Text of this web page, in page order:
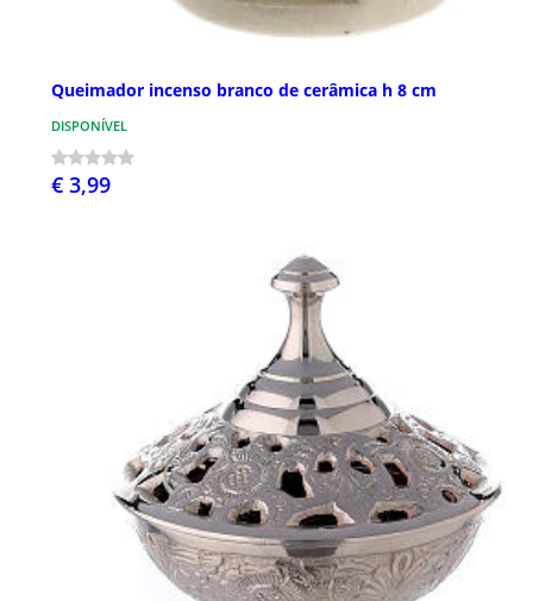
Queimador incenso branco de cerâmica h 8 cm
DISPONÍVEL
€ 3,99